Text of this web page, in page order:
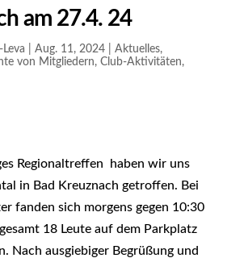
am 27.4. 24
Aug. 11, 2024| Aktuelles,
von Mitgliedern, Club-Aktivitäten,
Regionaltreffen haben wir uns
in Bad Kreuznach getroffen. Bei
fanden sich morgens gegen 10:30
18 Leute auf dem Parkplatz
Nach ausgiebiger Begrüßung und